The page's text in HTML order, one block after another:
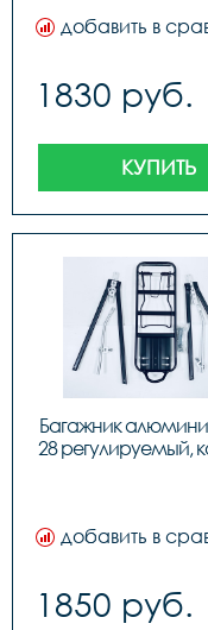
добавить в
1830 руб.
КУПИТЬ
Багажник
28 регулируемый,
добавить в
1850 руб.